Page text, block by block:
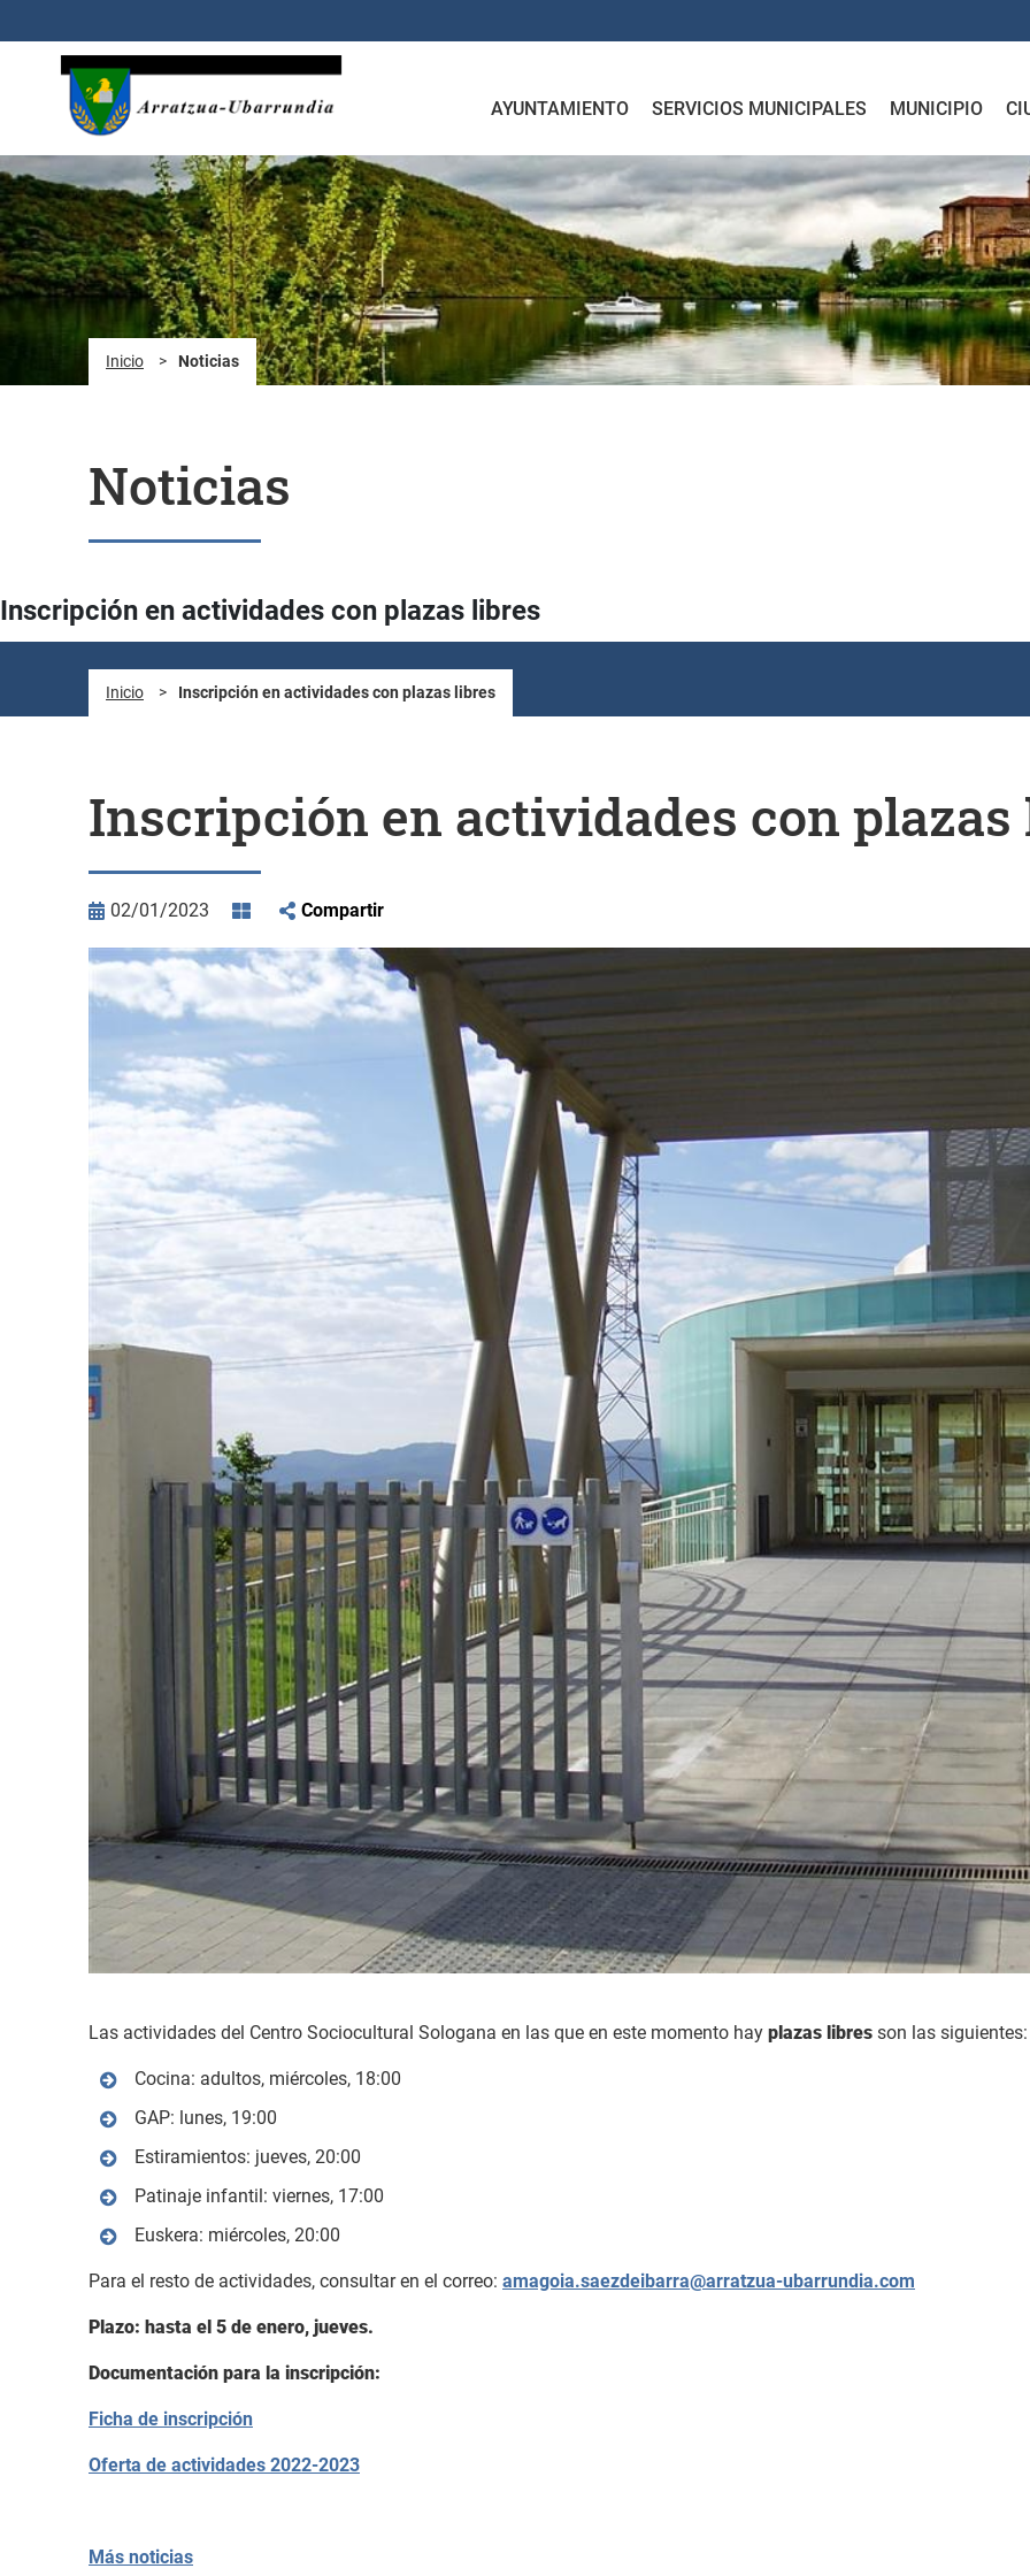
AYUNTAMIENTO SERVICIOS MUNICIPALES MUNICIPIO
Inicio > Noticias
Noticias
Inscripción en actividades con plazas libres
Inicio > Inscripción en actividades con plazas libres
Inscripción en actividades con plazas
02/01/2023 Compartir
Las actividades del Centro Sociocultural Sologana en las que en este momento hay plazas libres son las
Cocina: adultos, miércoles, 18:00
GAP: lunes, 19:00
Estiramientos: jueves, 20:00
Patinaje infantil: viernes, 17:00
Euskera: miércoles, 20:00
Para el resto de actividades, consultar en el correo: amagoia.saezdeibarra@arratzua-ubarrundia.com
Plazo: hasta el 5 de enero, jueves.
Documentación para la inscripción:
Ficha de inscripción
Oferta de actividades 2022-2023
Más noticias